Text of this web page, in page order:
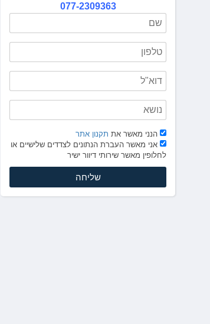
הַמִּשְׁתַּמְּשִׁים
077-2309363
הנני מאשר את תקנון אתר
אני מאשר העברת הנתונים לצדדים שלישיים או
לחלופין מאשר שירותי דיוור ישיר